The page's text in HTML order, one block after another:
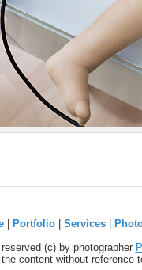
| Portfolio | Services |
(c) by photographer
content without reference